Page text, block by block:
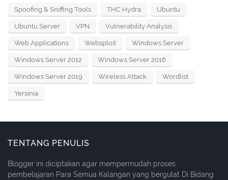
Spoofing & Sniffing Tools THC Hydra Ubuntu
Ubuntu Server VPN Vulnerability Analysis
Web Applications Websploit Windows Server
Windows Server 2012 Windows Server 2016
Windows Server 2019 Wireless Attack Wordlist
Yersinia
TENTANG PENULIS
Blogger ini diciptakan agar mempermudah proses
pembelajaran Para Semua Kalangan yang bergulat Di Bidang